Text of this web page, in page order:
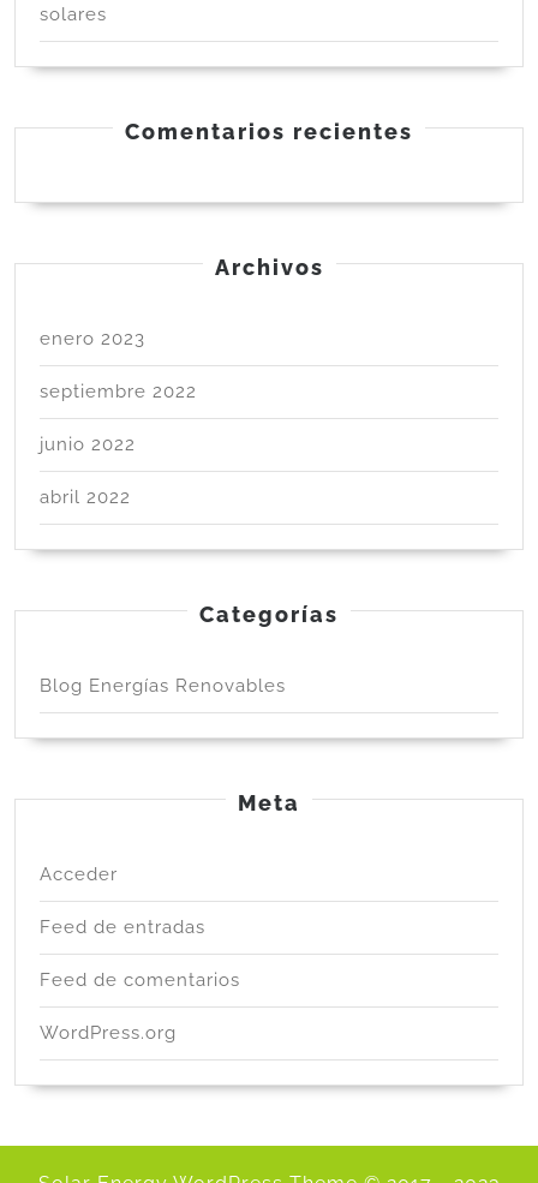
solares
Comentarios recientes
Archivos
enero 2023
septiembre 2022
junio 2022
abril 2022
Categorías
Blog Energías Renovables
Meta
Acceder
Feed de entradas
Feed de comentarios
WordPress.org